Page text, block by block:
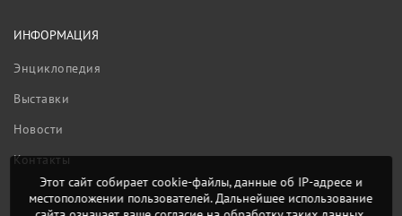
ИНФОРМАЦИЯ
Энциклопедия
Выставки
Новости
Контакты
Этот сайт собирает cookie-файлы, данные об IP-адресе и
местоположении пользователей. Дальнейшее использование